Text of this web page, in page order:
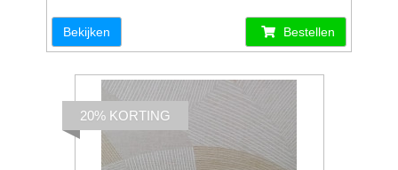
Bekijken Bestellen
20% KORTING